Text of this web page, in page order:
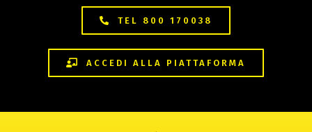
TEL 800 170038
ACCEDI ALLA PIATTAFORMA